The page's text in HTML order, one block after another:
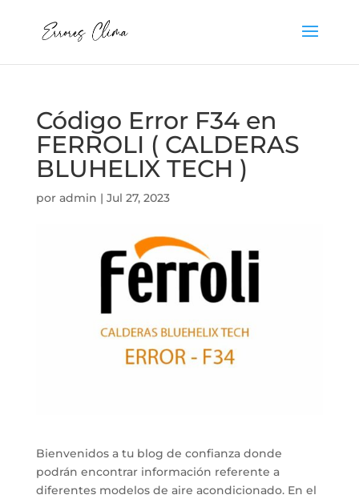
Código Error F34 en
FERROLI ( CALDERAS
BLUHELIX TECH )
por admin | Jul 27, 2023
Bienvenidos a tu blog de confianza donde
podrán encontrar información referente a
diferentes modelos de aire acondicionado. En el